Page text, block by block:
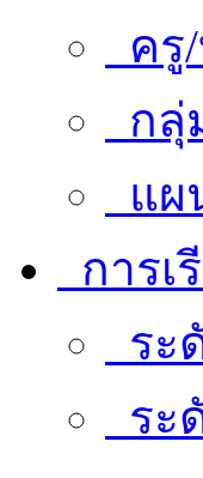
ครู
กลุ่
แผ
การเ
ระ
ระ